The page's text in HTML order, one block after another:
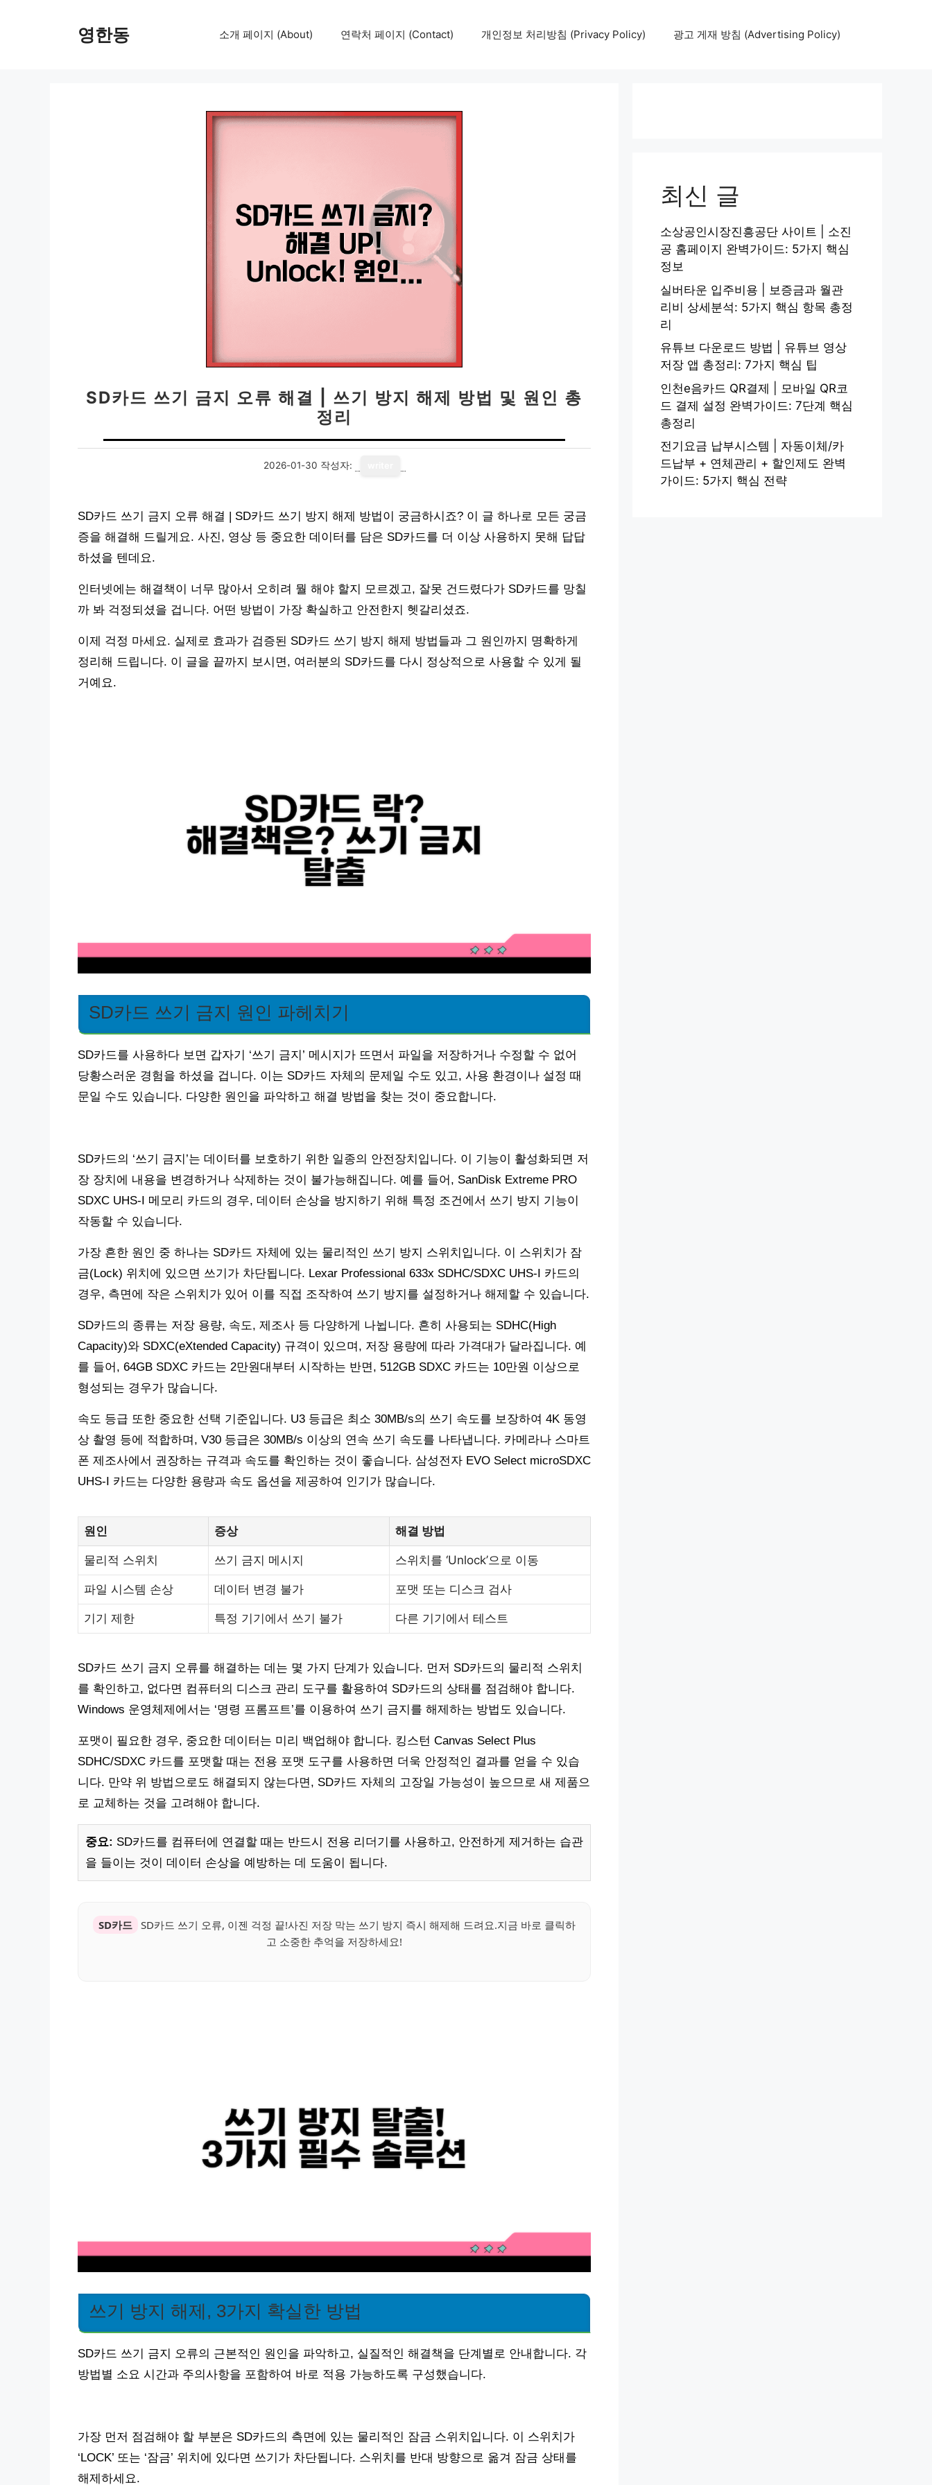
영한동 소개 페이지 (About) 연락처 페이지 (Contact) 개인정보 처리방침 (Privacy Policy) 광고 게재 방침 (Advertising Policy)
SD카드 쓰기 금지 오류 해결 | 쓰기 방지 해제 방법 및 원인 총
정리
2026-01-30 작성자:
SD카드 쓰기 금지 오류 해결 | SD카드 쓰기 방지 해제 방법이 궁금하시죠? 이 글 하나로 모든 궁금
증을 해결해 드릴게요. 사진, 영상 등 중요한 데이터를 담은 SD카드를 더 이상 사용하지 못해 답답
하셨을 텐데요.
인터넷에는 해결책이 너무 많아서 오히려 뭘 해야 할지 모르겠고, 잘못 건드렸다가 SD카드를 망칠
까 봐 걱정되셨을 겁니다. 어떤 방법이 가장 확실하고 안전한지 헷갈리셨죠.
이제 걱정 마세요. 실제로 효과가 검증된 SD카드 쓰기 방지 해제 방법들과 그 원인까지 명확하게
정리해 드립니다. 이 글을 끝까지 보시면, 여러분의 SD카드를 다시 정상적으로 사용할 수 있게 될
거예요.
SD카드 쓰기 금지 원인 파헤치기
SD카드를 사용하다 보면 갑자기 ‘쓰기 금지’ 메시지가 뜨면서 파일을 저장하거나 수정할 수 없어
당황스러운 경험을 하셨을 겁니다. 이는 SD카드 자체의 문제일 수도 있고, 사용 환경이나 설정 때
문일 수도 있습니다. 다양한 원인을 파악하고 해결 방법을 찾는 것이 중요합니다.
SD카드의 ‘쓰기 금지’는 데이터를 보호하기 위한 일종의 안전장치입니다. 이 기능이 활성화되면 저
장 장치에 내용을 변경하거나 삭제하는 것이 불가능해집니다. 예를 들어, SanDisk Extreme PRO
SDXC UHS-I 메모리 카드의 경우, 데이터 손상을 방지하기 위해 특정 조건에서 쓰기 방지 기능이
작동할 수 있습니다.
가장 흔한 원인 중 하나는 SD카드 자체에 있는 물리적인 쓰기 방지 스위치입니다. 이 스위치가 잠
금(Lock) 위치에 있으면 쓰기가 차단됩니다. Lexar Professional 633x SDHC/SDXC UHS-I 카드의
경우, 측면에 작은 스위치가 있어 이를 직접 조작하여 쓰기 방지를 설정하거나 해제할 수 있습니다.
SD카드의 종류는 저장 용량, 속도, 제조사 등 다양하게 나뉩니다. 흔히 사용되는 SDHC(High
Capacity)와 SDXC(eXtended Capacity) 규격이 있으며, 저장 용량에 따라 가격대가 달라집니다. 예
를 들어, 64GB SDXC 카드는 2만원대부터 시작하는 반면, 512GB SDXC 카드는 10만원 이상으로
형성되는 경우가 많습니다.
속도 등급 또한 중요한 선택 기준입니다. U3 등급은 최소 30MB/s의 쓰기 속도를 보장하여 4K 동영
상 촬영 등에 적합하며, V30 등급은 30MB/s 이상의 연속 쓰기 속도를 나타냅니다. 카메라나 스마트
폰 제조사에서 권장하는 규격과 속도를 확인하는 것이 좋습니다. 삼성전자 EVO Select microSDXC
UHS-I 카드는 다양한 용량과 속도 옵션을 제공하여 인기가 많습니다.
원인 증상 해결 방법
물리적 스위치 쓰기 금지 메시지 스위치를 ‘Unlock’으로 이동
파일 시스템 손상 데이터 변경 불가 포맷 또는 디스크 검사
기기 제한 특정 기기에서 쓰기 불가 다른 기기에서 테스트
SD카드 쓰기 금지 오류를 해결하는 데는 몇 가지 단계가 있습니다. 먼저 SD카드의 물리적 스위치
를 확인하고, 없다면 컴퓨터의 디스크 관리 도구를 활용하여 SD카드의 상태를 점검해야 합니다.
Windows 운영체제에서는 ‘명령 프롬프트’를 이용하여 쓰기 금지를 해제하는 방법도 있습니다.
포맷이 필요한 경우, 중요한 데이터는 미리 백업해야 합니다. 킹스턴 Canvas Select Plus
SDHC/SDXC 카드를 포맷할 때는 전용 포맷 도구를 사용하면 더욱 안정적인 결과를 얻을 수 있습
니다. 만약 위 방법으로도 해결되지 않는다면, SD카드 자체의 고장일 가능성이 높으므로 새 제품으
로 교체하는 것을 고려해야 합니다.
중요: SD카드를 컴퓨터에 연결할 때는 반드시 전용 리더기를 사용하고, 안전하게 제거하는 습관
을 들이는 것이 데이터 손상을 예방하는 데 도움이 됩니다.
SD카드 SD카드 쓰기 오류, 이젠 걱정 끝!사진 저장 막는 쓰기 방지 즉시 해제해 드려요.지금 바로 클릭하
고 소중한 추억을 저장하세요!
쓰기 방지 해제, 3가지 확실한 방법
SD카드 쓰기 금지 오류의 근본적인 원인을 파악하고, 실질적인 해결책을 단계별로 안내합니다. 각
방법별 소요 시간과 주의사항을 포함하여 바로 적용 가능하도록 구성했습니다.
가장 먼저 점검해야 할 부분은 SD카드의 측면에 있는 물리적인 잠금 스위치입니다. 이 스위치가
‘LOCK’ 또는 ‘잠금’ 위치에 있다면 쓰기가 차단됩니다. 스위치를 반대 방향으로 옮겨 잠금 상태를
해제하세요.
최신 글
소상공인시장진흥공단 사이트 | 소진
공 홈페이지 완벽가이드: 5가지 핵심
정보
실버타운 입주비용 | 보증금과 월관
리비 상세분석: 5가지 핵심 항목 총정
리
유튜브 다운로드 방법 | 유튜브 영상
저장 앱 총정리: 7가지 핵심 팁
인천e음카드 QR결제 | 모바일 QR코
드 결제 설정 완벽가이드: 7단계 핵심
총정리
전기요금 납부시스템 | 자동이체/카
드납부 + 연체관리 + 할인제도 완벽
가이드: 5가지 핵심 전략